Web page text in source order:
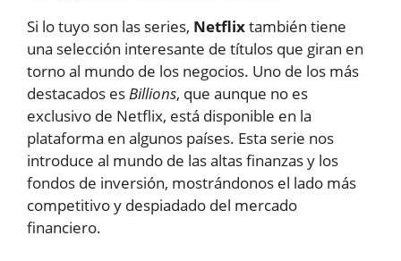
Si lo tuyo son las series, Netflixtambién tiene
una selección interesante de títulos que giran en
torno al mundo de los negocios. Uno de los más
destacados esBillions, que aunque no es
exclusivo de Netflix, está disponible en la
plataforma en algunos países. Esta serie nos
introduce al mundo de las altas finanzas y los
fondos de inversión, mostrándonos el lado más
competitivo y despiadado del mercado
financiero.